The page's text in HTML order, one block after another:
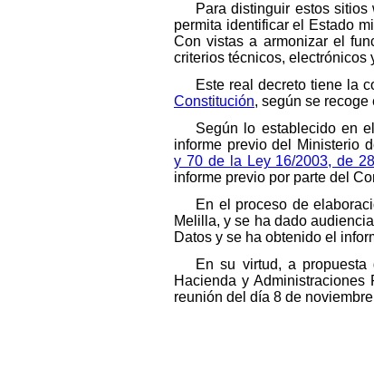
Para distinguir estos
permita identificar el Estado
Con vistas a armonizar el
criterios técnicos, electrónicos
Este real decreto tiene la
Constitución, según se recoge
Según lo establecido en el
informe previo del Ministerio
y 70 de la Ley 16/2003, de
informe previo por parte del
En el proceso de
Melilla, y se ha dado
Datos y se ha obtenido el
En su virtud, a
Hacienda y
reunión del día 8 de